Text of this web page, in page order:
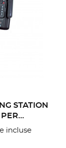
STATION
incluse